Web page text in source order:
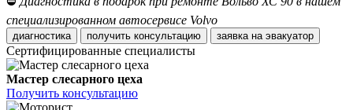
специализированном автосервисе Volvo
диагностика получить консультацию заявка на эвакуатор
Сертифицированные специалисты
Мастер слесарного цеха
Получить консультацию